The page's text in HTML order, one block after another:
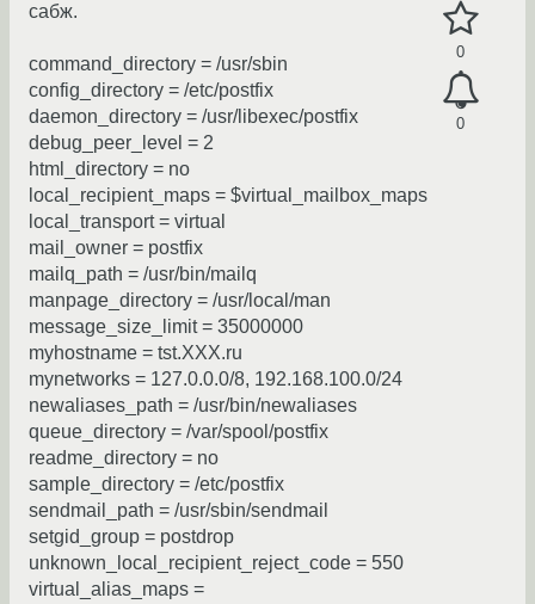
0
0
сабж.
command_directory = /usr/sbin
config_directory = /etc/postfix
daemon_directory = /usr/libexec/postfix
debug_peer_level = 2
html_directory = no
local_recipient_maps = $virtual_mailbox_maps
local_transport = virtual
mail_owner = postfix
mailq_path = /usr/bin/mailq
manpage_directory = /usr/local/man
message_size_limit = 35000000
myhostname = tst.XXX.ru
mynetworks = 127.0.0.0/8, 192.168.100.0/24
newaliases_path = /usr/bin/newaliases
queue_directory = /var/spool/postfix
readme_directory = no
sample_directory = /etc/postfix
sendmail_path = /usr/sbin/sendmail
setgid_group = postdrop
unknown_local_recipient_reject_code = 550
virtual_alias_maps =